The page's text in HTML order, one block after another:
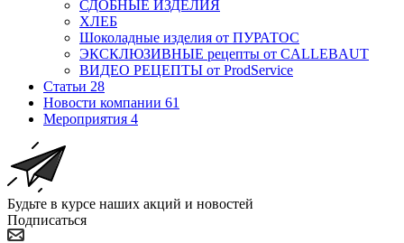
СДОБНЫЕ ИЗДЕЛИЯ
ХЛЕБ
Шоколадные изделия от ПУРАТОС
ЭКСКЛЮЗИВНЫЕ рецепты от CALLEBAUT
ВИДЕО РЕЦЕПТЫ от ProdService
Статьи 28
Новости компании 61
Мероприятия 4
Будьте в курсе наших акций и новостей
Подписаться